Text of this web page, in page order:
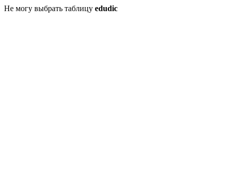
Не могу выбрать таблицу edudic